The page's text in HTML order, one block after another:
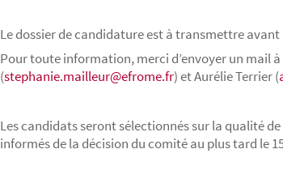
Le dossier de candidature est à transmettre avant
Pour toute information, merci d’envoyer un mail
(stephanie.mailleur@efrome.fr) et Aurélie Terrier (
Les candidats seront sélectionnés sur la qualité
informés de la décision du comité au plus tard le